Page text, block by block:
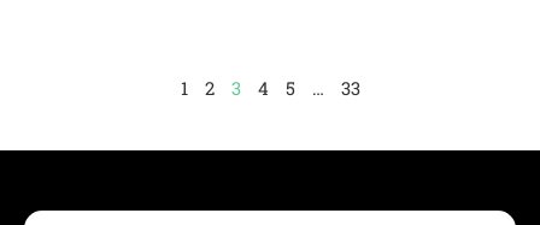
1 2 3 4 5 … 33